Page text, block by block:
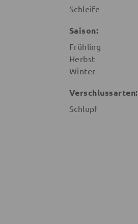
Schleife
Saison:
Frühling
Herbst
Winter
Verschlussarten:
Schlupf